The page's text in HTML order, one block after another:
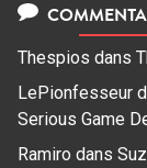
Thespios dans
LePionfesseur
Serious Game
Ramiro dans